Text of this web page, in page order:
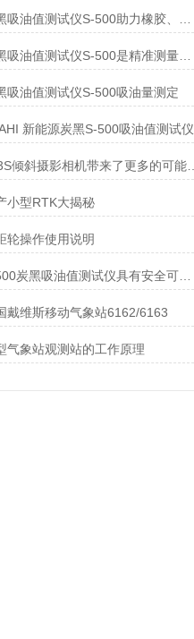
炭黑吸油值测试仪S-500是精准测量炭黑吸油值的得力助手
吸油值测试仪S-500吸油量测定
新能源炭黑S-500吸油值测试仪
303S倾斜摄影相机带来了更多的可能性和创作空间
小型RTK大揭秘
轮操作使用说明
S-500炭黑吸油值测试仪具有安全可靠的设计
戴维斯移动气象站6162/6163
气象站观测站的工作原理